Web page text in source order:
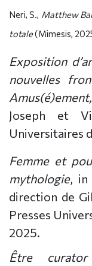
Neri, S., Matthew
totale(Mimesis,
Exposition
nouvelles
Amus(é)ement,
Joseph et
Universitaires
Femme et
mythologie, in
direction de
Presses
2025.
Être